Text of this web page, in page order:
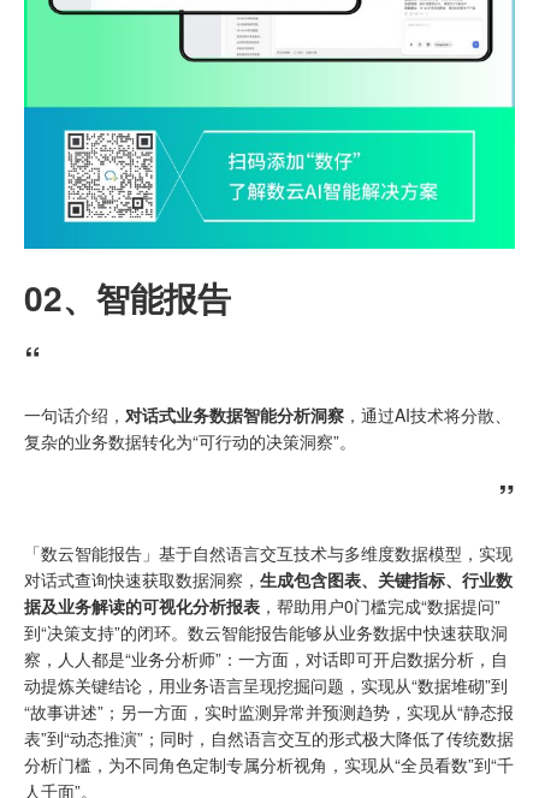
02、 智能报告
“
一句话介绍， 对话式业务数据智能分析洞察 ，通过AI技术将分散、
复杂的业务数据转化为“可行动的决策洞察”。
”
「数云智能报告」基于自然语言交互技术与多维度数据模型，实现
对话式查询快速获取数据洞察， 生成包含图表、关键指标、行业数
据及业务解读的可视化分析报表 ，帮助用户0门槛完成“数据提问”
到“决策支持”的闭环。数云智能报告能够从业务数据中快速获取洞
察，人人都是“业务分析师”：一方面，对话即可开启数据分析，自
动提炼关键结论，用业务语言呈现挖掘问题，实现从“数据堆砌”到
“故事讲述”；另一方面，实时监测异常并预测趋势，实现从“静态报
表”到“动态推演”；同时，自然语言交互的形式极大降低了传统数据
分析门槛，为不同角色定制专属分析视角，实现从“全员看数”到“千
人千面”。